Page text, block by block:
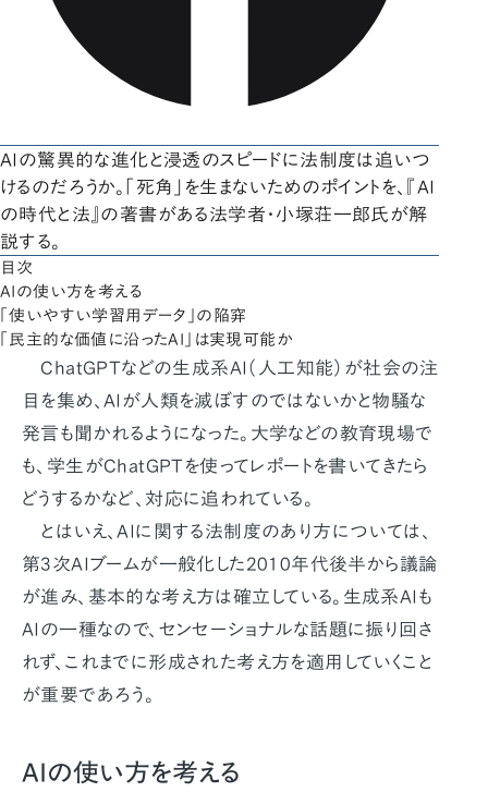
AIの驚異的な進化と浸透のスピードに法制度は追いつ
けるのだろうか。「死角」を生まないためのポイントを、『AI
の時代と法』の著書がある法学者・小塚荘一郎氏が解
説する。
目次
AIの使い方を考える
「使いやすい学習用データ」の陥穽
「民主的な価値に沿ったAI」は実現可能か
ChatGPTなどの生成系AI（人工知能）が社会の注
目を集め、AIが人類を滅ぼすのではないかと物騒な
発言も聞かれるようになった。大学などの教育現場で
も、学生がChatGPTを使ってレポートを書いてきたら
どうするかなど、対応に追われている。
とはいえ、AIに関する法制度のあり方については、
第3次AIブームが一般化した2010年代後半から議論
が進み、基本的な考え方は確立している。生成系AIも
AIの一種なので、センセーショナルな話題に振り回さ
れず、これまでに形成された考え方を適用していくこと
が重要であろう。
AIの使い方を考える